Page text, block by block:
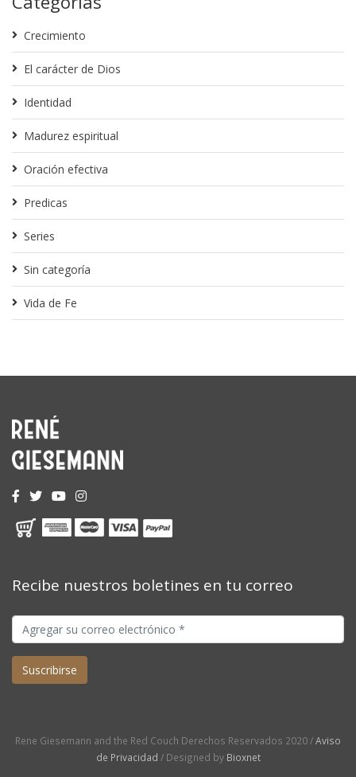
Crecimiento
El carácter de Dios
Identidad
Madurez espiritual
Oración efectiva
Predicas
Series
Sin categoría
Vida de Fe
Recibe nuestros boletines en tu correo
Rene Giesemann and the Red Couch Derechos Reservados 2020 /Aviso
de Privacidad / Designed by Bioxnet